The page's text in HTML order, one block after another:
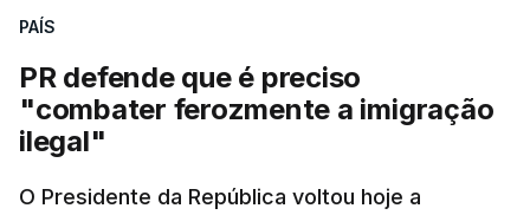
PAÍS
PR defende que é preciso
"combater ferozmente a imigração
ilegal"
O Presidente da República voltou hoje a